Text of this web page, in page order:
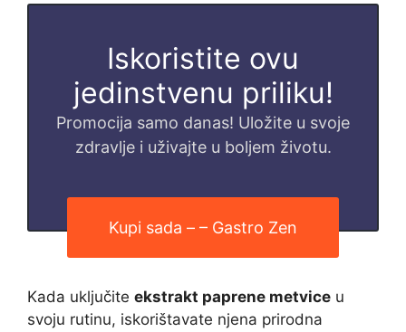
Iskoristite ovu
jedinstvenu priliku!
Promocija samo danas! Uložite u svoje
zdravlje i uživajte u boljem životu.
Kupi sada – – Gastro Zen
Kada uključite ekstrakt paprene metvice u
svoju rutinu, iskorištavate njena prirodna